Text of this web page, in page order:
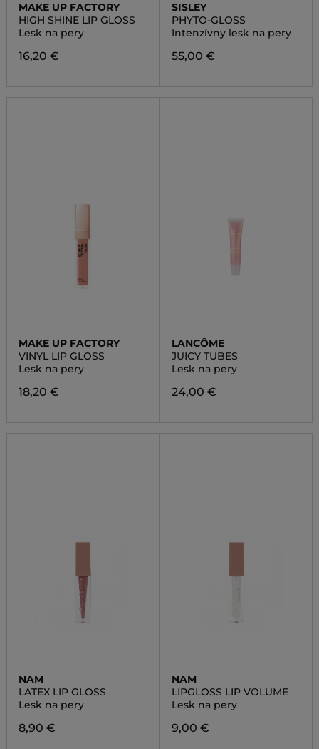
MAKE UP FACTORY
HIGH SHINE LIP GLOSS
Lesk na pery
16,20 €
SISLEY
PHYTO-GLOSS
Intenzívny lesk na pery
55,00 €
MAKE UP FACTORY
VINYL LIP GLOSS
Lesk na pery
18,20 €
LANCÔME
JUICY TUBES
Lesk na pery
24,00 €
NAM
LATEX LIP GLOSS
Lesk na pery
8,90 €
NAM
LIPGLOSS LIP VOLUME
Lesk na pery
9,00 €